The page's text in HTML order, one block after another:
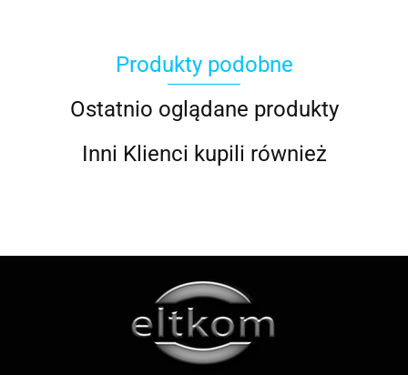
ACOOL TOY
AMAZFIT
Produkty podobne
Ostatnio oglądane produkty
Inni Klienci kupili również